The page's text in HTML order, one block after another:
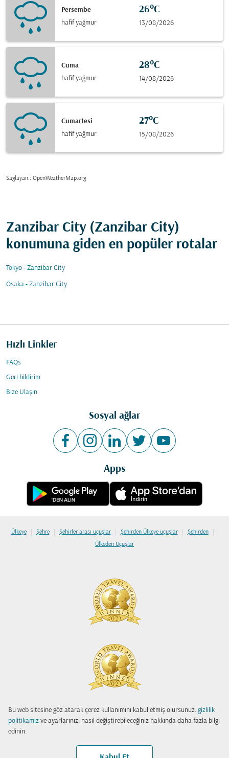
Bu web sitesine göz atarak çerez kullanımını kabul etmiş olursunuz. gizlilik
politikamız ve ayarlarınızı nasıl değiştirebileceğiniz hakkında daha fazla bilgi
edinin.
Persembe
hafif yağmur
26°C
13/08/2026
Cuma
hafif yağmur
28°C
14/08/2026
Cumartesi
hafif yağmur
27°C
15/08/2026
Sağlayan:: OpenWeatherMap.org
Zanzibar City (Zanzibar City)
konumuna giden en popüler rotalar
Tokyo - Zanzibar City
Osaka - Zanzibar City
Hızlı Linkler
FAQs
Geri bildirim
Bize Ulaşın
Sosyal ağlar
Apps
Ülkeye | Şehre | Şehirler arası uçuşlar | Şehirden Ülkeye uçuşlar | Şehirden |
Ülkeden Uçuşlar